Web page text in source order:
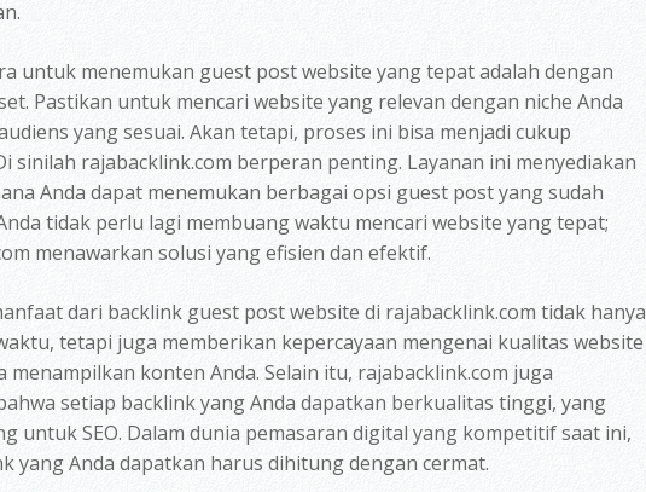
untuk menemukan guest post website yang tepat adalah dengan
Pastikan untuk mencari website yang relevan dengan niche Anda
yang sesuai. Akan tetapi, proses ini bisa menjadi cukup
sinilah rajabacklink.com berperan penting. Layanan ini menyediakan
Anda dapat menemukan berbagai opsi guest post yang sudah
tidak perlu lagi membuang waktu mencari website yang tepat;
menawarkan solusi yang efisien dan efektif.
dari backlink guest post website di rajabacklink.com tidak hanya
tetapi juga memberikan kepercayaan mengenai kualitas website
menampilkan konten Anda. Selain itu, rajabacklink.com juga
setiap backlink yang Anda dapatkan berkualitas tinggi, yang
untuk SEO. Dalam dunia pemasaran digital yang kompetitif saat ini,
yang Anda dapatkan harus dihitung dengan cermat.